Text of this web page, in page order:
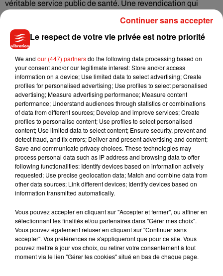
véritable service public de santé. Une revendication qui
Musique
7 août 2026
Julien Lieb s’essaye à la vie de chatelain
dans son nouveau clip
7 août 2026
Madonna sort enfin le remix de « Love
Sensation » avec Kylie Minogue
7 août 2026
Tayc et Didi B dévoilent le single le plus
dansant de l’année
Le respect de votre vie privée est notre priorité
We and our (447) partnersdo the following data processing based on
your consent and/or our legitimate interest: Store and/or access
information on a device; Use limited data to select advertising; Create
profiles for personalised advertising; Use profiles to select personalised
advertising; Measure advertising performance; Measure content
performance; Understand audiences through statistics or combinations
of data from different sources; Develop and improve services; Create
profiles to personalise content; Use profiles to select personalised
content; Use limited data to select content; Ensure security, prevent and
detect fraud, and fix errors; Deliver and present advertising and content;
Save and communicate privacy choices. These technologies may
process personal data such as IP address and browsing data to offer
following functionalities: Identify devices based on information actively
requested; Use precise geolocation data; Match and combine data from
other data sources; Link different devices; Identify devices based on
information transmitted automatically.
Vous pouvez accepter en cliquant sur "Accepter et fermer", ou affiner en
sélectionnant les finalités et/ou partenaires dans "Gérer mes choix".
Vous pouvez également refuser en cliquant sur "Continuer sans
accepter". Vos préférences ne s'appliqueront que pour ce site. Vous
pouvez mettre à jour vos choix, ou retirer votre consentement à tout
moment via le lien "Gérer les cookies" situé en bas de chaque page.
Continuer sans accepter